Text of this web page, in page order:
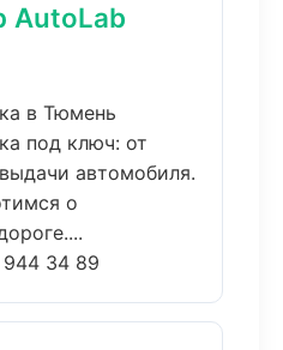
AutoLab
в Тюмень
под ключ: от
автомобиля.
о
34 89